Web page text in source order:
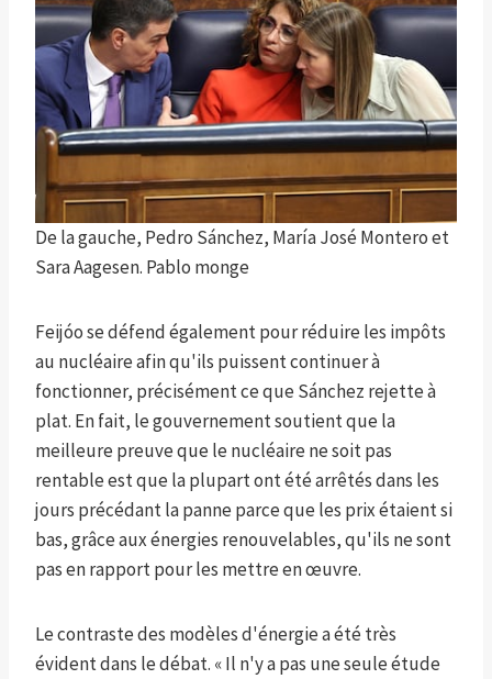
De la gauche, Pedro Sánchez, María José Montero et
Sara Aagesen. Pablo monge
Feijóo se défend également pour réduire les impôts
au nucléaire afin qu'ils puissent continuer à
fonctionner, précisément ce que Sánchez rejette à
plat. En fait, le gouvernement soutient que la
meilleure preuve que le nucléaire ne soit pas
rentable est que la plupart ont été arrêtés dans les
jours précédant la panne parce que les prix étaient si
bas, grâce aux énergies renouvelables, qu'ils ne sont
pas en rapport pour les mettre en œuvre.
Le contraste des modèles d'énergie a été très
évident dans le débat. « Il n'y a pas une seule étude